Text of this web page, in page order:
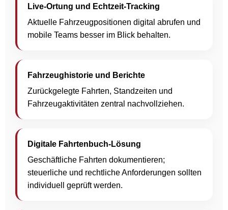
Live-Ortung und Echtzeit-Tracking
Aktuelle Fahrzeugpositionen digital abrufen und
mobile Teams besser im Blick behalten.
Fahrzeughistorie und Berichte
Zurückgelegte Fahrten, Standzeiten und
Fahrzeugaktivitäten zentral nachvollziehen.
Digitale Fahrtenbuch-Lösung
Geschäftliche Fahrten dokumentieren;
steuerliche und rechtliche Anforderungen sollten
individuell geprüft werden.